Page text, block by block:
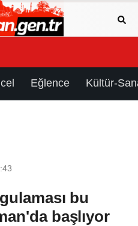
Eğlence Kültür-
bu
başlıyor